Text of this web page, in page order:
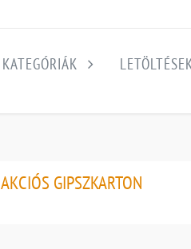
KATEGÓRIÁK
AKCIÓS GIPSZKARTON